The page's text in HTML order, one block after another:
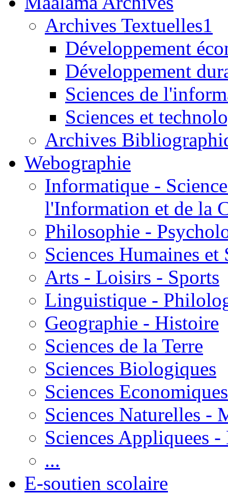
Archives Textuelles1
Développement
Développement
Sciences de
Sciences et
Archives
Webographie
Informatique -
l'Information et de la
Philosophie -
Sciences Humaines et
Arts - Loisirs - Sports
Linguistique -
Geographie - Histoire
Sciences de la Terre
Sciences Biologiques
Sciences Economiques
Sciences Naturelles -
Sciences Appliquees
...
E-soutien scolaire